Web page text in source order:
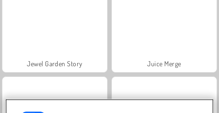
Jewel Garden Story Juice Merge